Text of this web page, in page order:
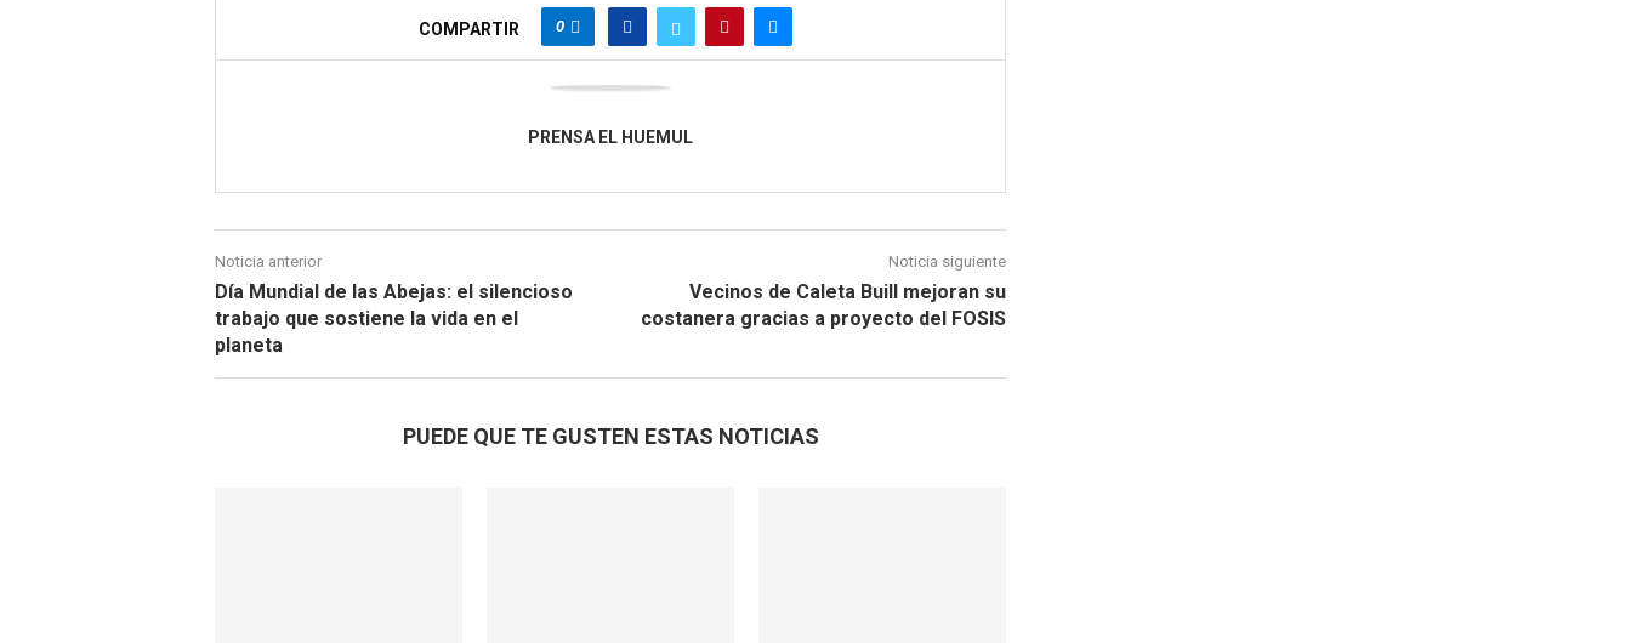
COMPARTIR 0
PRENSA EL HUEMUL
Noticia anterior
Día Mundial de las Abejas: el silencioso
trabajo que sostiene la vida en el
planeta
Noticia siguiente
Vecinos de Caleta Buill mejoran su
costanera gracias a proyecto del FOSIS
PUEDE QUE TE GUSTEN ESTAS NOTICIAS